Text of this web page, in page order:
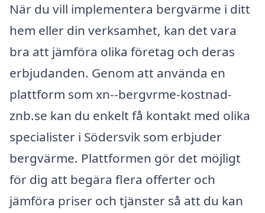
När du vill implementera bergvärme i ditt
hem eller din verksamhet, kan det vara
bra att jämföra olika företag och deras
erbjudanden. Genom att använda en
plattform som xn--bergvrme-kostnad-
znb.se kan du enkelt få kontakt med olika
specialister i Södersvik som erbjuder
bergvärme. Plattformen gör det möjligt
för dig att begära flera offerter och
jämföra priser och tjänster så att du kan